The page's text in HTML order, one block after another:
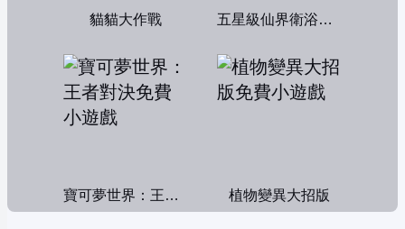
貓貓大作戰 五星級仙界衛浴帝國
寶可夢世界：王者對決 植物變異大招版